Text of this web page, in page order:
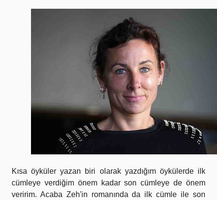
Kısa öyküler yazan biri olarak yazdığım öykülerde ilk
cümleye verdiğim önem kadar son cümleye de önem
veririm. Acaba Zeh'in romanında da ilk cümle ile son